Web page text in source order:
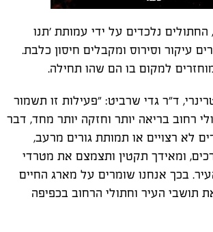
נלכדים על ידי עמותת 'תנו
עיקור וסירוס ומקבלים חיסון כלבת.
למקום בו הם שהו תחילה.
ד"ר גדי שרביט: "פעילות זו תשמור
רחוב בריאה יותר וחזקה יותר מחד, דבר
לא רצויים או תמותת גורים מרעב,
ומאידך תקטין ותצמצם את מטרדי
בכך אנחנו שומרים על מארג החיים
תושבי העיר וחתולי הרחוב בכפיפה